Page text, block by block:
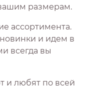
размерам.
ассортимента.
и идем в
всегда вы
и любят по всей